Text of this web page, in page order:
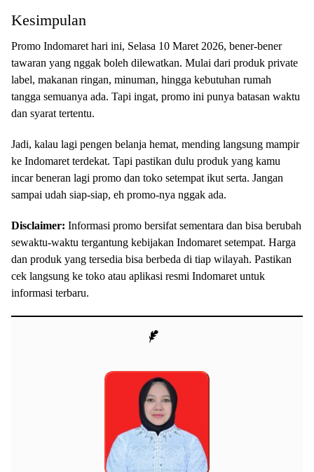
Kesimpulan
Promo Indomaret hari ini, Selasa 10 Maret 2026, bener-bener
tawaran yang nggak boleh dilewatkan. Mulai dari produk private
label, makanan ringan, minuman, hingga kebutuhan rumah
tangga semuanya ada. Tapi ingat, promo ini punya batasan waktu
dan syarat tertentu.
Jadi, kalau lagi pengen belanja hemat, mending langsung mampir
ke Indomaret terdekat. Tapi pastikan dulu produk yang kamu
incar beneran lagi promo dan toko setempat ikut serta. Jangan
sampai udah siap-siap, eh promo-nya nggak ada.
Disclaimer: Informasi promo bersifat sementara dan bisa berubah
sewaktu-waktu tergantung kebijakan Indomaret setempat. Harga
dan produk yang tersedia bisa berbeda di tiap wilayah. Pastikan
cek langsung ke toko atau aplikasi resmi Indomaret untuk
informasi terbaru.